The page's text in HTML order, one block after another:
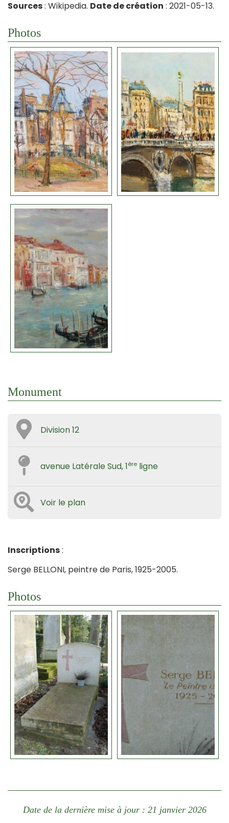
Sources: Wikipedia. Date de création : 2021-05-13.
Photos
Monument
Division 12
avenue Latérale Sud, 1ère ligne
Voir le plan
Inscriptions:
Serge BELLONI, peintre de Paris, 1925-2005.
Photos
Date de la dernière mise à jour : 21 janvier 2026